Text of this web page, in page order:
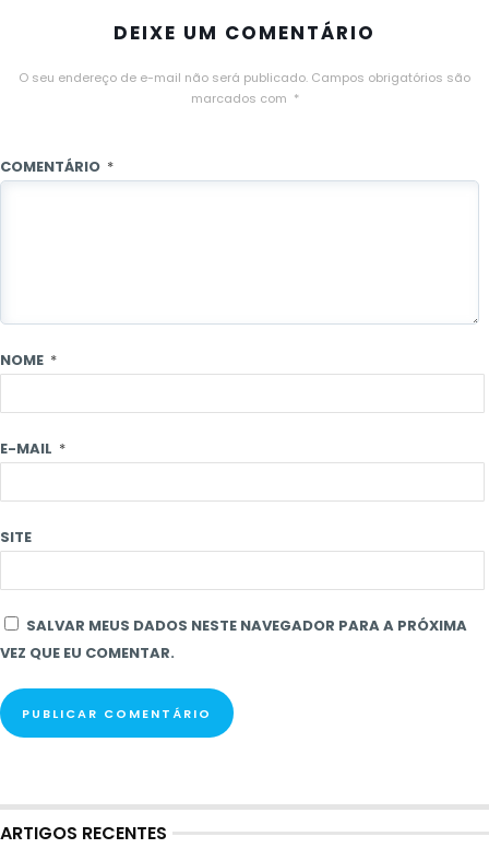
DEIXE UM COMENTÁRIO
O seu endereço de e-mail não será publicado. Campos obrigatórios são
marcados com *
COMENTÁRIO *
NOME *
E-MAIL *
SITE
SALVAR MEUS DADOS NESTE NAVEGADOR PARA A PRÓXIMA
VEZ QUE EU COMENTAR.
ARTIGOS RECENTES